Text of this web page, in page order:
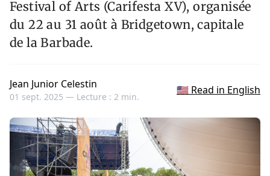
Festival of Arts (Carifesta XV), organisée
du 22 au 31 août à Bridgetown, capitale
de la Barbade.
Jean Junior Celestin
01 sept. 2025 — Lecture : 2 min.
🇺🇸 Read in English